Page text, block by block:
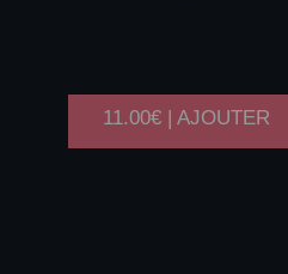
11.00€ | AJOUTER